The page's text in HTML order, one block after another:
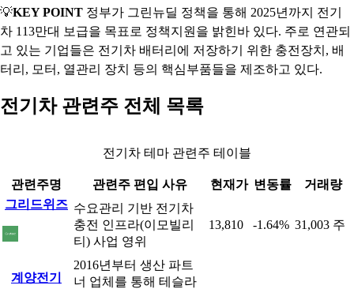
💡KEY POINT 정부가 그린뉴딜 정책을 통해 2025년까지 전기
차 113만대 보급을 목표로 정책지원을 밝힌바 있다. 주로 연관되
고 있는 기업들은 전기차 배터리에 저장하기 위한 충전장치, 배
터리, 모터, 열관리 장치 등의 핵심부품들을 제조하고 있다.
전기차 관련주 전체 목록
전기차 테마 관련주 테이블
관련주명 관련주 편입 사유 현재가 변동률
거래량
그리드위즈 수요관리 기반 전기차
충전 인프라(이모빌리
티) 사업 영위
13,810 -1.64% 31,003 주
계양전기
2016년부터 생산 파트
너 업체를 통해 테슬라